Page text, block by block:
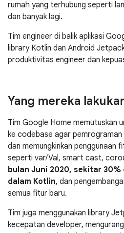
rumah yang terhubung seperti
dan banyak lagi.
Tim engineer di balik aplikasi
library Kotlin dan Android
produktivitas engineer dan
Yang mereka
Tim Google Home memutuskan
ke codebase agar
dan memungkinkan penggunaan
seperti var/Val, smart cast,
bulan Juni 2020, sekitar
dalam Kotlin, dan
semua fitur baru.
Tim juga menggunakan library
kecepatan developer,